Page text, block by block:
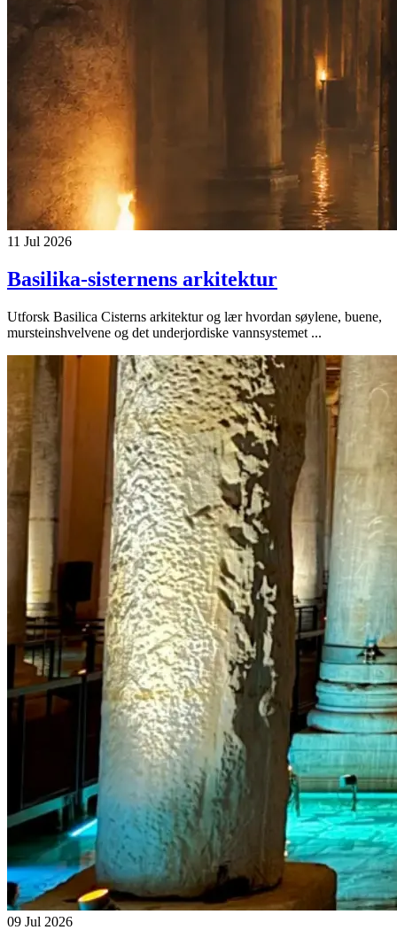
11 Jul 2026
Basilika-sisternens arkitektur
Utforsk Basilica Cisterns arkitektur og lær hvordan søylene, buene,
mursteinshvelvene og det underjordiske vannsystemet ...
09 Jul 2026